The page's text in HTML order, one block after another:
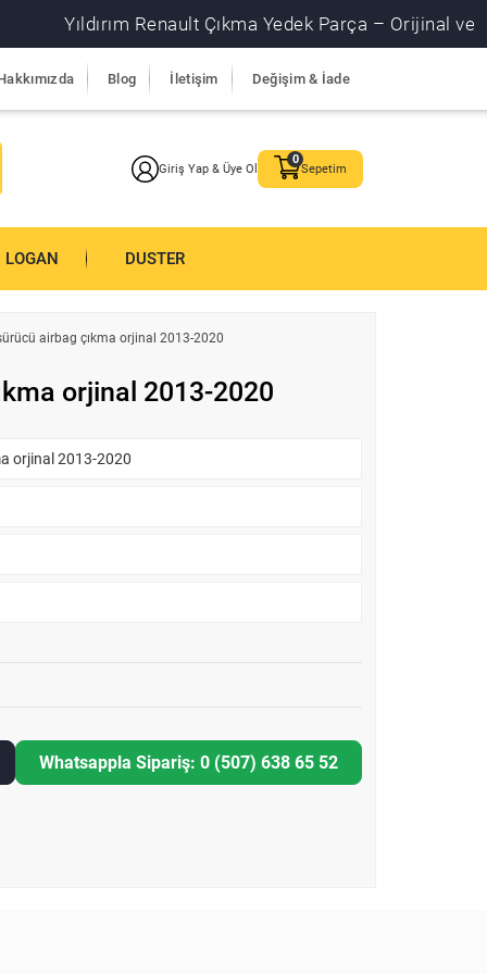
Yıldırım Renault Çıkma Yedek Parça – Orijinal ve
Blog İletişim Değişim & İade
Giriş Yap & Üye Ol Sepetim
LOGAN DUSTER
airbag çıkma orjinal 2013-2020
orjinal 2013-2020
orjinal 2013-2020
Whatsappla Sipariş: 0 (507) 638 65 52